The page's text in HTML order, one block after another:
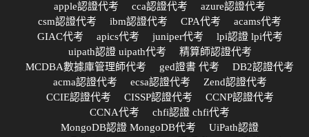
apple認證代考
cca認證代考
azure認證代考
csm認證代考
ibm認證代考 CPA代考
acams代考
GIAC代考
apics代考 juniper代考
lpi認證 lpi代考
uipath認證 uipath代考
精算師認證代考
MCDBA數據庫管理師代考
ged證書 代考
DB2認證代考
acma認證代考
ecsa認證代考
Zend認證代考
CCIE認證代考
CISSP認證代考
CCNP認證代考
CCNA代考
chfi認證 chfi代考
MongoDB認證 MongoDB代考
UiPath認證